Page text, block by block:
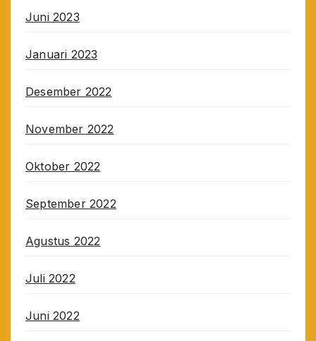
Juni 2023
Januari 2023
Desember 2022
November 2022
Oktober 2022
September 2022
Agustus 2022
Juli 2022
Juni 2022